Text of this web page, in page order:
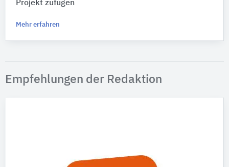
Projekt zufügen
Mehr erfahren
Empfehlungen der Redaktion